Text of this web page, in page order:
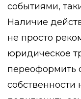
событиями,
Наличие
не просто
юридическое
переоформить
собственности